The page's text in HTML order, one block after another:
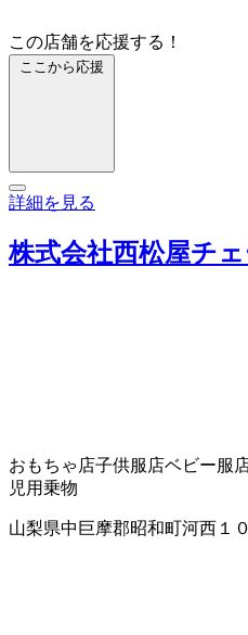
この店舗を応援する！
ここから応援
詳細を見る
株式会社西松屋チ
おもちゃ店子供服店ベビー服
児用乗物
山梨県中巨摩郡昭和町河西１